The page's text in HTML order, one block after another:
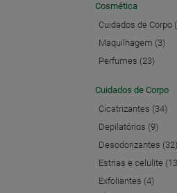
Cosmética
Cuidados de Corpo
Maquilhagem (3)
Perfumes (23)
Cuidados de Corpo
Cicatrizantes (34)
Depilatórios (9)
Desodorizantes (32)
Estrias e celulite
Exfoliantes (4)